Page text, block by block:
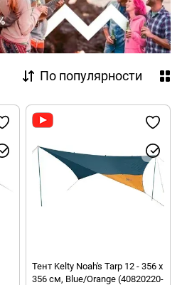
По популярности
Тент Kelty Noah's Tarp 12 - 356 х
356 см, Blue/Orange (40820220-